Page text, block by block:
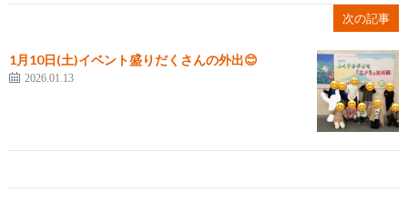
次の記事
1月10日(土)イベント盛りだくさんの外出😊
2026.01.13